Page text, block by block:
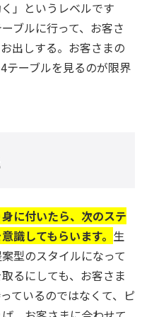
」というレベルです
ブルに行って、お客さ
出しする。お客さまの
テーブルを見るのが限界
に付いたら、次のステ
識してもらいます。 生
型のスタイルになって
るにしても、お客さま
ているのではなくて、ピ